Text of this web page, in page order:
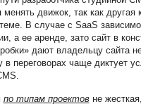
менять движок, так как
В случае с SaaS
а ее аренде, зато сайт в
дают владельцу сайта
в переговорах чаще диктует
по типам проектовне